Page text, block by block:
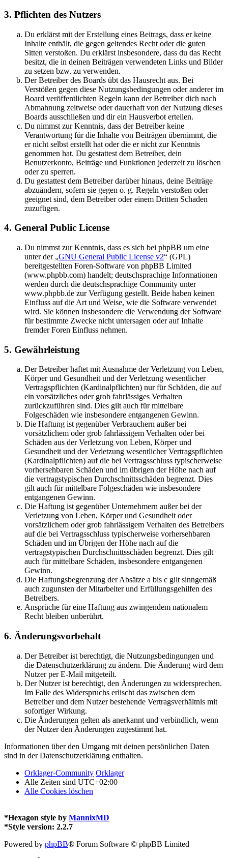
3. Pflichten des Nutzers
Du erklärst mit der Erstellung eines Beitrags, dass er keine
Inhalte enthält, die gegen geltendes Recht oder die guten
Sitten verstoßen. Du erklärst insbesondere, dass du das Recht
besitzt, die in deinen Beiträgen verwendeten Links und Bilder
zu setzen bzw. zu verwenden.
Der Betreiber des Boards übt das Hausrecht aus. Bei
Verstößen gegen diese Nutzungsbedingungen oder anderer im
Board veröffentlichten Regeln kann der Betreiber dich nach
Abmahnung zeitweise oder dauerhaft von der Nutzung dieses
Boards ausschließen und dir ein Hausverbot erteilen.
Du nimmst zur Kenntnis, dass der Betreiber keine
Verantwortung für die Inhalte von Beiträgen übernimmt, die
er nicht selbst erstellt hat oder die er nicht zur Kenntnis
genommen hat. Du gestattest dem Betreiber, dein
Benutzerkonto, Beiträge und Funktionen jederzeit zu löschen
oder zu sperren.
Du gestattest dem Betreiber darüber hinaus, deine Beiträge
abzuändern, sofern sie gegen o. g. Regeln verstoßen oder
geeignet sind, dem Betreiber oder einem Dritten Schaden
zuzufügen.
4. General Public License
Du nimmst zur Kenntnis, dass es sich bei phpBB um eine
unter der „GNU General Public License v2“ (GPL)
bereitgestellten Foren-Software von phpBB Limited
(www.phpbb.com) handelt; deutschsprachige Informationen
werden durch die deutschsprachige Community unter
www.phpbb.de zur Verfügung gestellt. Beide haben keinen
Einfluss auf die Art und Weise, wie die Software verwendet
wird. Sie können insbesondere die Verwendung der Software
für bestimmte Zwecke nicht untersagen oder auf Inhalte
fremder Foren Einfluss nehmen.
5. Gewährleistung
Der Betreiber haftet mit Ausnahme der Verletzung von Leben,
Körper und Gesundheit und der Verletzung wesentlicher
Vertragspflichten (Kardinalpflichten) nur für Schäden, die auf
ein vorsätzliches oder grob fahrlässiges Verhalten
zurückzuführen sind. Dies gilt auch für mittelbare
Folgeschäden wie insbesondere entgangenen Gewinn.
Die Haftung ist gegenüber Verbrauchern außer bei
vorsätzlichem oder grob fahrlässigem Verhalten oder bei
Schäden aus der Verletzung von Leben, Körper und
Gesundheit und der Verletzung wesentlicher Vertragspflichten
(Kardinalpflichten) auf die bei Vertragsschluss typischerweise
vorhersehbaren Schäden und im übrigen der Höhe nach auf
die vertragstypischen Durchschnittsschäden begrenzt. Dies
gilt auch für mittelbare Folgeschäden wie insbesondere
entgangenen Gewinn.
Die Haftung ist gegenüber Unternehmern außer bei der
Verletzung von Leben, Körper und Gesundheit oder
vorsätzlichem oder grob fahrlässigem Verhalten des Betreibers
auf die bei Vertragsschluss typischerweise vorhersehbaren
Schäden und im Übrigen der Höhe nach auf die
vertragstypischen Durchschnittsschäden begrenzt. Dies gilt
auch für mittelbare Schäden, insbesondere entgangenen
Gewinn.
Die Haftungsbegrenzung der Absätze a bis c gilt sinngemäß
auch zugunsten der Mitarbeiter und Erfüllungsgehilfen des
Betreibers.
Ansprüche für eine Haftung aus zwingendem nationalem
Recht bleiben unberührt.
6. Änderungsvorbehalt
Der Betreiber ist berechtigt, die Nutzungsbedingungen und
die Datenschutzerklärung zu ändern. Die Änderung wird dem
Nutzer per E-Mail mitgeteilt.
Der Nutzer ist berechtigt, den Änderungen zu widersprechen.
Im Falle des Widerspruchs erlischt das zwischen dem
Betreiber und dem Nutzer bestehende Vertragsverhältnis mit
sofortiger Wirkung.
Die Änderungen gelten als anerkannt und verbindlich, wenn
der Nutzer den Änderungen zugestimmt hat.
Informationen über den Umgang mit deinen persönlichen Daten
sind in der Datenschutzerklärung enthalten.
Orklager-Community Orklager
Alle Zeiten sind UTC+02:00
Alle Cookies löschen
*Hexagon style by MannixMD
*Style version: 2.2.7
Powered by phpBB® Forum Software © phpBB Limited